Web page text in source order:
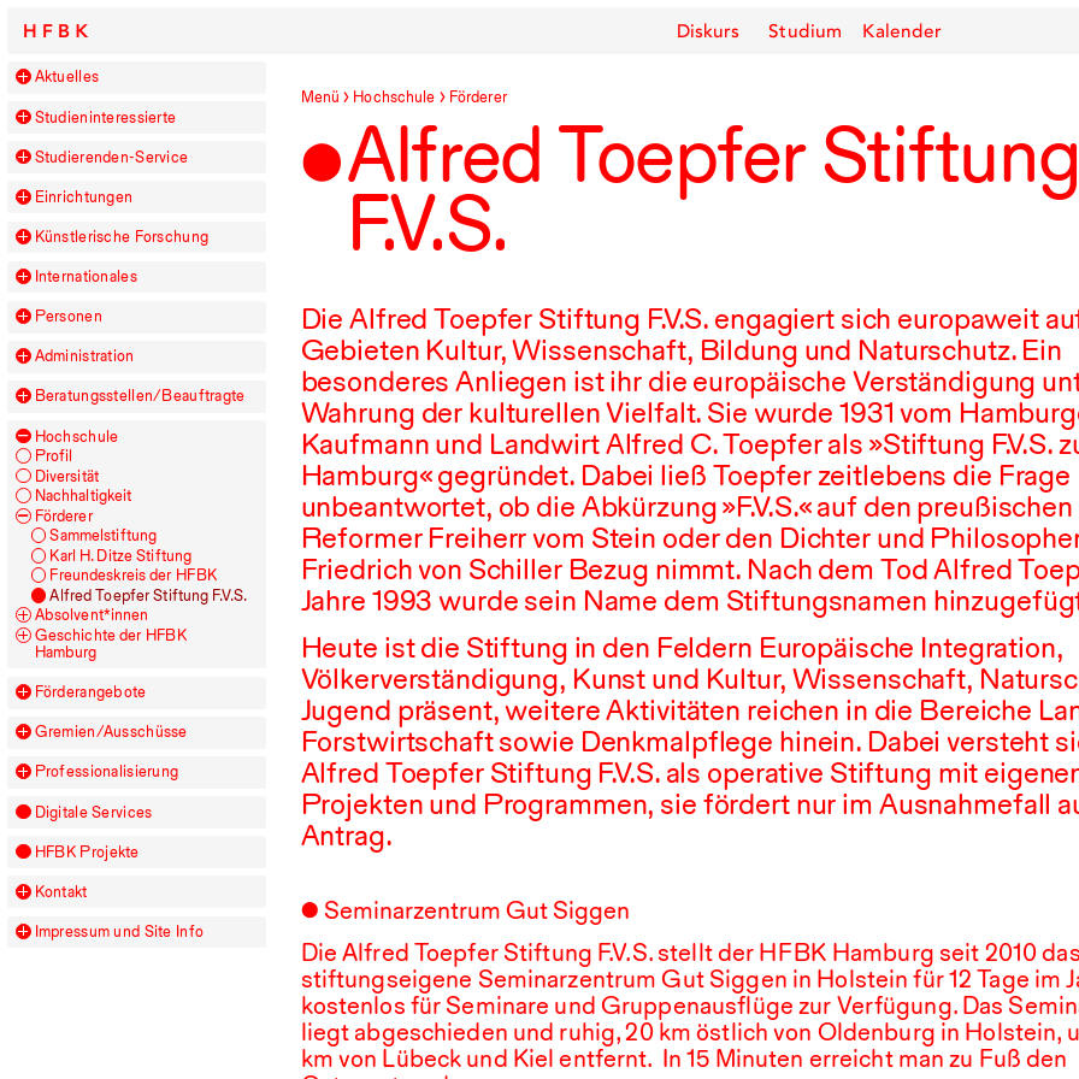
HFBK Diskurs Studium Kalender
Aktuelles
Studieninteressierte
Studierenden-Service
Einrichtungen
Künstlerische Forschung
Internationales
Personen
Administration
Beratungsstellen/​Beauftragte
Hochschule
Profil
Diversität
Nachhaltigkeit
Förderer
Sammelstiftung
Karl H. Ditze Stiftung
Freundeskreis der HFBK
Alfred Toepfer Stiftung F.V.S.
Absolvent*innen
Geschichte der HFBK
Hamburg
Förderangebote
Gremien/Ausschüsse
Professionalisierung
Digitale Services
HFBK Projekte
Kontakt
Impressum und Site Info
Menü Hochschule Förderer
Alfred Toepfer Stiftung
F.V.S.
Die Alfred Toepfer Stiftung F.V.S. engagiert sich europaweit
Gebieten Kultur, Wissenschaft, Bildung und Naturschutz. Ein
besonderes Anliegen ist ihr die europäische Verständigung
Wahrung der kulturellen Vielfalt. Sie wurde 1931 vom
Kaufmann und Landwirt Alfred C. Toepfer als »Stiftung F.V.S.
Hamburg« gegründet. Dabei ließ Toepfer zeitlebens die Frage
unbeantwortet, ob die Abkürzung »F.V.S.« auf den preußischen
Reformer Freiherr vom Stein oder den Dichter und
Friedrich von Schiller Bezug nimmt. Nach dem Tod Alfred
Jahre 1993 wurde sein Name dem Stiftungsnamen
Heute ist die Stiftung in den Feldern Europäische Integration,
Völkerverständigung, Kunst und Kultur, Wissenschaft,
Jugend präsent, weitere Aktivitäten reichen in die Bereiche
Forstwirtschaft sowie Denkmalpflege hinein. Dabei versteht
Alfred Toepfer Stiftung F.V.S. als operative Stiftung mit
Projekten und Programmen, sie fördert nur im Ausnahmefall
Antrag.
Seminarzentrum Gut Siggen
Die Alfred Toepfer Stiftung F.V.S. stellt der HFBK Hamburg seit 2010das
stiftungseigene Seminarzentrum Gut Siggen in Holstein für12 Tage im
kostenlos für Seminare und Gruppenausflüge zur Verfügung. Das
liegt abgeschieden und ruhig,20km östlich von Oldenburg in Holstein,
km von Lübeck und Kiel entfernt. In15 Minuten erreicht man zu Fuß den